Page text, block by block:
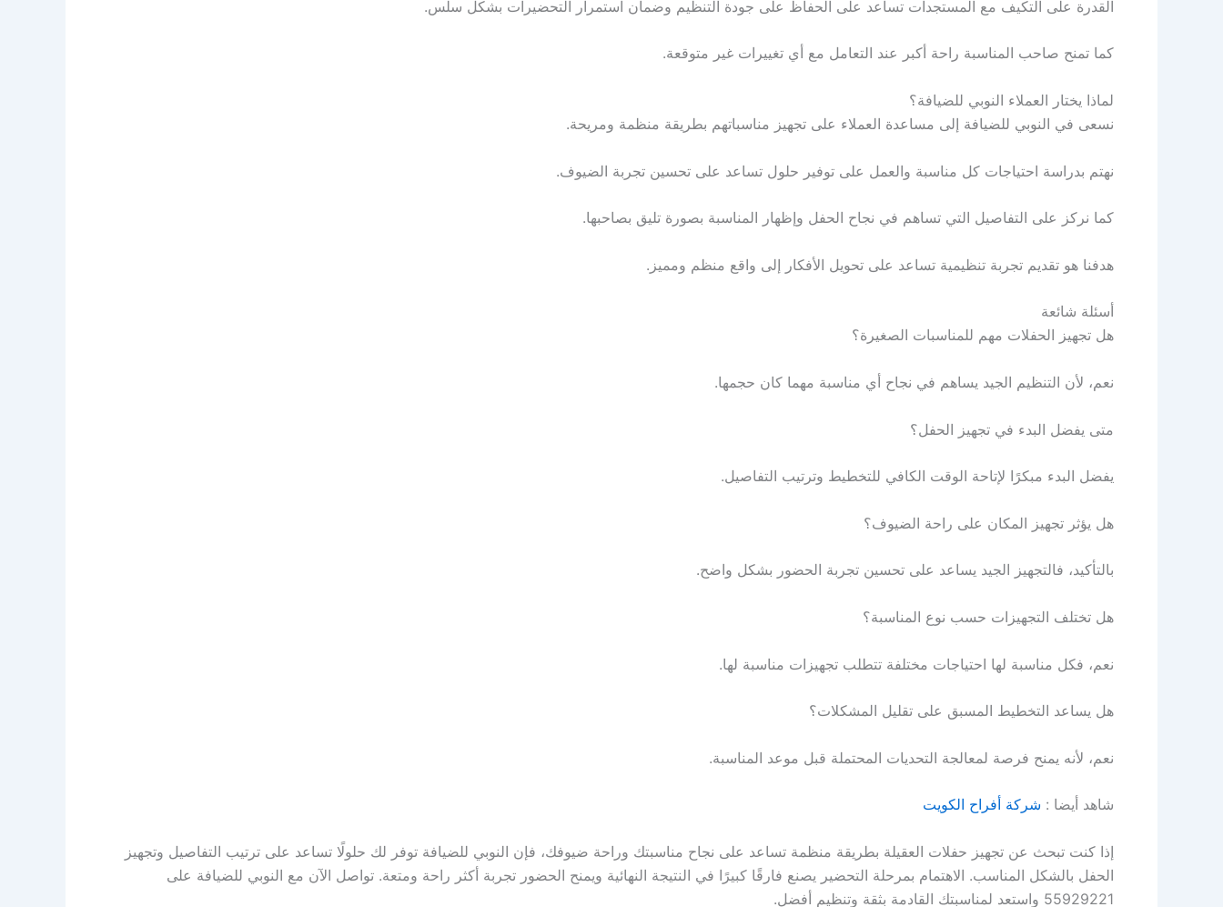
القدرة على التكيف مع المستجدات تساعد على الحفاظ على جودة التنظيم وضمان استمرار التحضيرات بشكل سلس.
كما تمنح صاحب المناسبة راحة أكبر عند التعامل مع أي تغييرات غير متوقعة.
لماذا يختار العملاء النوبي للضيافة؟
نسعى في النوبي للضيافة إلى مساعدة العملاء على تجهيز مناسباتهم بطريقة منظمة ومريحة.
نهتم بدراسة احتياجات كل مناسبة والعمل على توفير حلول تساعد على تحسين تجربة الضيوف.
كما نركز على التفاصيل التي تساهم في نجاح الحفل وإظهار المناسبة بصورة تليق بصاحبها.
هدفنا هو تقديم تجربة تنظيمية تساعد على تحويل الأفكار إلى واقع منظم ومميز.
أسئلة شائعة
هل تجهيز الحفلات مهم للمناسبات الصغيرة؟
نعم، لأن التنظيم الجيد يساهم في نجاح أي مناسبة مهما كان حجمها.
متى يفضل البدء في تجهيز الحفل؟
يفضل البدء مبكرًا لإتاحة الوقت الكافي للتخطيط وترتيب التفاصيل.
هل يؤثر تجهيز المكان على راحة الضيوف؟
بالتأكيد، فالتجهيز الجيد يساعد على تحسين تجربة الحضور بشكل واضح.
هل تختلف التجهيزات حسب نوع المناسبة؟
نعم، فكل مناسبة لها احتياجات مختلفة تتطلب تجهيزات مناسبة لها.
هل يساعد التخطيط المسبق على تقليل المشكلات؟
نعم، لأنه يمنح فرصة لمعالجة التحديات المحتملة قبل موعد المناسبة.
شاهد أيضا : شركة أفراح الكويت
إذا كنت تبحث عن تجهيز حفلات العقيلة بطريقة منظمة تساعد على نجاح مناسبتك وراحة ضيوفك، فإن النوبي للضيافة توفر لك حلولًا تساعد على ترتيب التفاصيل وتجهيز
الحفل بالشكل المناسب. الاهتمام بمرحلة التحضير يصنع فارقًا كبيرًا في النتيجة النهائية ويمنح الحضور تجربة أكثر راحة ومتعة. تواصل الآن مع النوبي للضيافة على
55929221 واستعد لمناسبتك القادمة بثقة وتنظيم أفضل.